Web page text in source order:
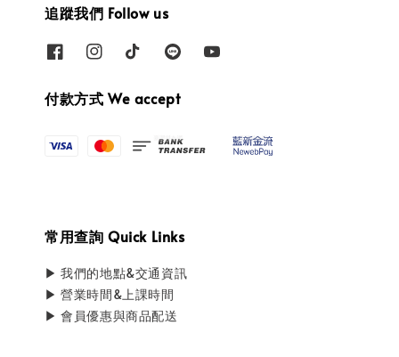
追蹤我們 Follow us
付款方式 We accept
常用查詢 Quick Links
▶ 我們的地點&交通資訊
▶ 營業時間&上課時間
▶ 會員優惠與商品配送